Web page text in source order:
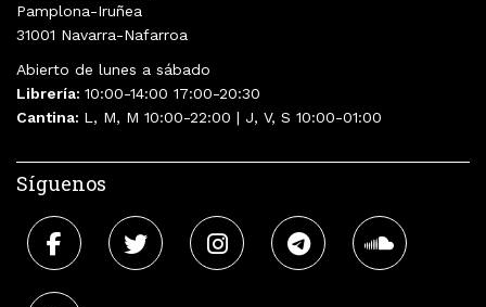
Pamplona-Iruñea
31001 Navarra-Nafarroa
Abierto de lunes a sábado
Librería: 10:00-14:00 17:00-20:30
Cantina: L, M, M 10:00-22:00 | J, V, S 10:00-01:00
Síguenos